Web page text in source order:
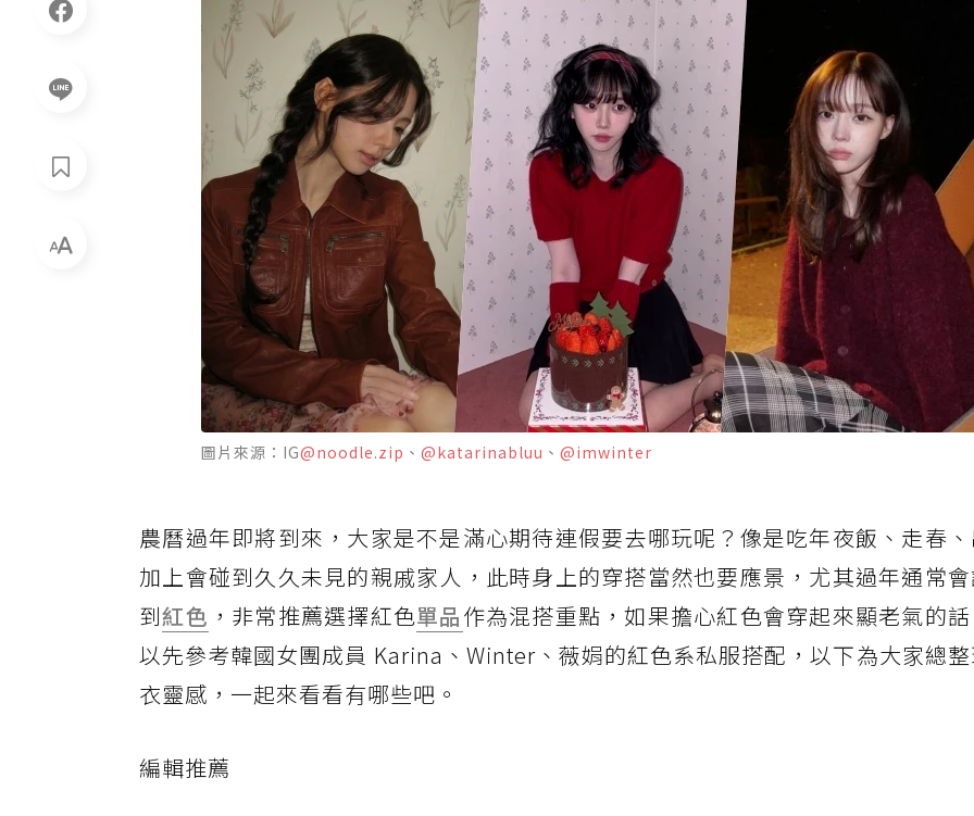
圖片來源：IG@noodle.zip 、 @katarinabluu 、 @imwinter
農曆過年即將到來，大家是不是滿心期待連假要去哪玩呢？像是吃年夜飯、走春
加上會碰到久久未見的親戚家人，此時身上的穿搭當然也要應景，尤其過年通常
到紅色 ，非常推薦選擇紅色單品作為混搭重點，如果擔心紅色會穿起來顯老氣的
以先參考韓國女團成員 Karina、Winter、薇娟的紅色系私服搭配，以下為大家總
衣靈感，一起來看看有哪些吧。
編輯推薦